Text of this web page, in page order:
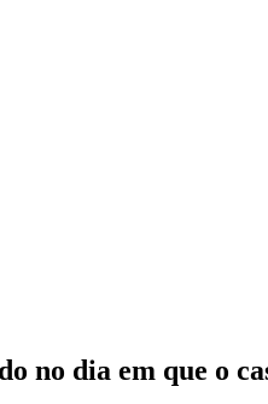
no dia em que o